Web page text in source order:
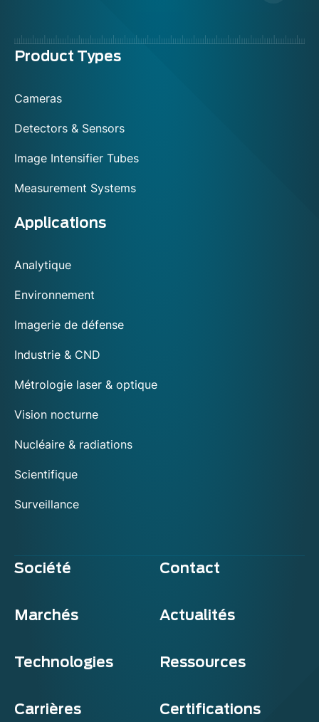
Menu
Product Types
Cameras
Detectors & Sensors
Image Intensifier Tubes
Measurement Systems
Applications
Analytique
Environnement
Imagerie de défense
Industrie & CND
Métrologie laser & optique
Vision nocturne
Nucléaire & radiations
Scientifique
Surveillance
Société Contact
Marchés Actualités
Technologies Ressources
Carrières Certifications